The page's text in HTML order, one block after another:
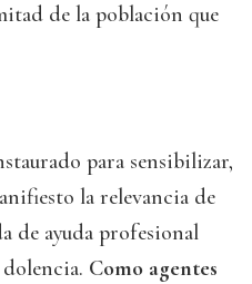
de la población que
para sensibilizar,
la relevancia de
de ayuda profesional
dolencia. Como agentes